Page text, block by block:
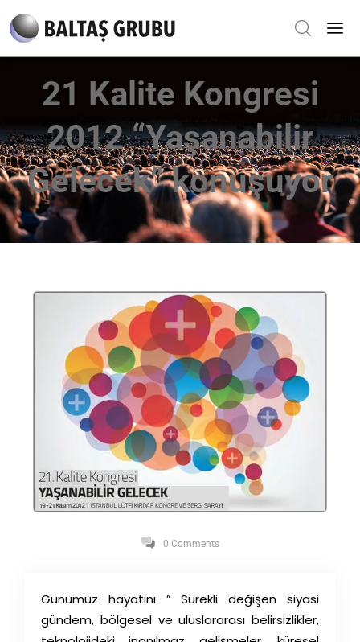
21 Kalite Kongresi
2012 “Yaşanabilir
Gelecek” konuşuyor
0 Comments
Günümüz hayatını ” Sürekli değişen siyasi
gündem, bölgesel ve uluslararası belirsizlikler,